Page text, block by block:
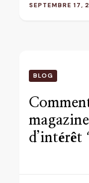
SEPTEMBRE 17,
BLOG
d’intérêt